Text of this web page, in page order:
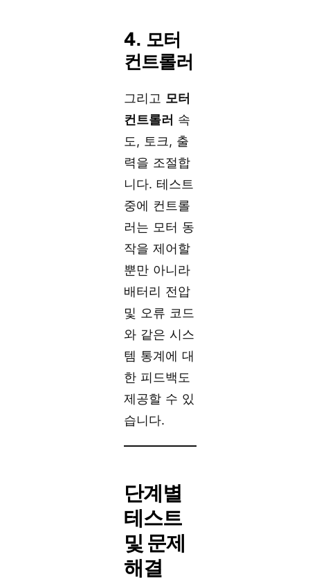
4. 모터
컨트롤러
그리고 모터
컨트롤러 속
도, 토크, 출
력을 조절합
니다. 테스트
중에 컨트롤
러는 모터 동
작을 제어할
뿐만 아니라
배터리 전압
및 오류 코드
와 같은 시스
템 통계에 대
한 피드백도
제공할 수 있
습니다.
단계별
테스트
및 문제
해결